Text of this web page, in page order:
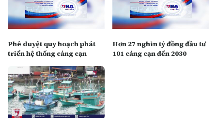
Phê duyệt quy hoạch phát
triển hệ thống cảng cạn
Hơn 27 nghìn tỷ đồng đầu tư
101 cảng cạn đến 2030